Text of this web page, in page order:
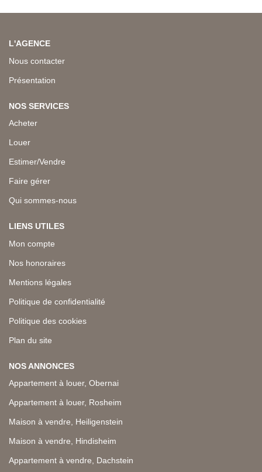
L'AGENCE
Nous contacter
Présentation
NOS SERVICES
Acheter
Louer
Estimer/Vendre
Faire gérer
Qui sommes-nous
LIENS UTILES
Mon compte
Nos honoraires
Mentions légales
Politique de confidentialité
Politique des cookies
Plan du site
NOS ANNONCES
Appartement à louer, Obernai
Appartement à louer, Rosheim
Maison à vendre, Heiligenstein
Maison à vendre, Hindisheim
Appartement à vendre, Dachstein